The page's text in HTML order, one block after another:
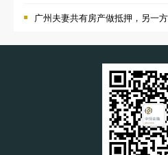
广州夫妻共有房产做抵押，另一